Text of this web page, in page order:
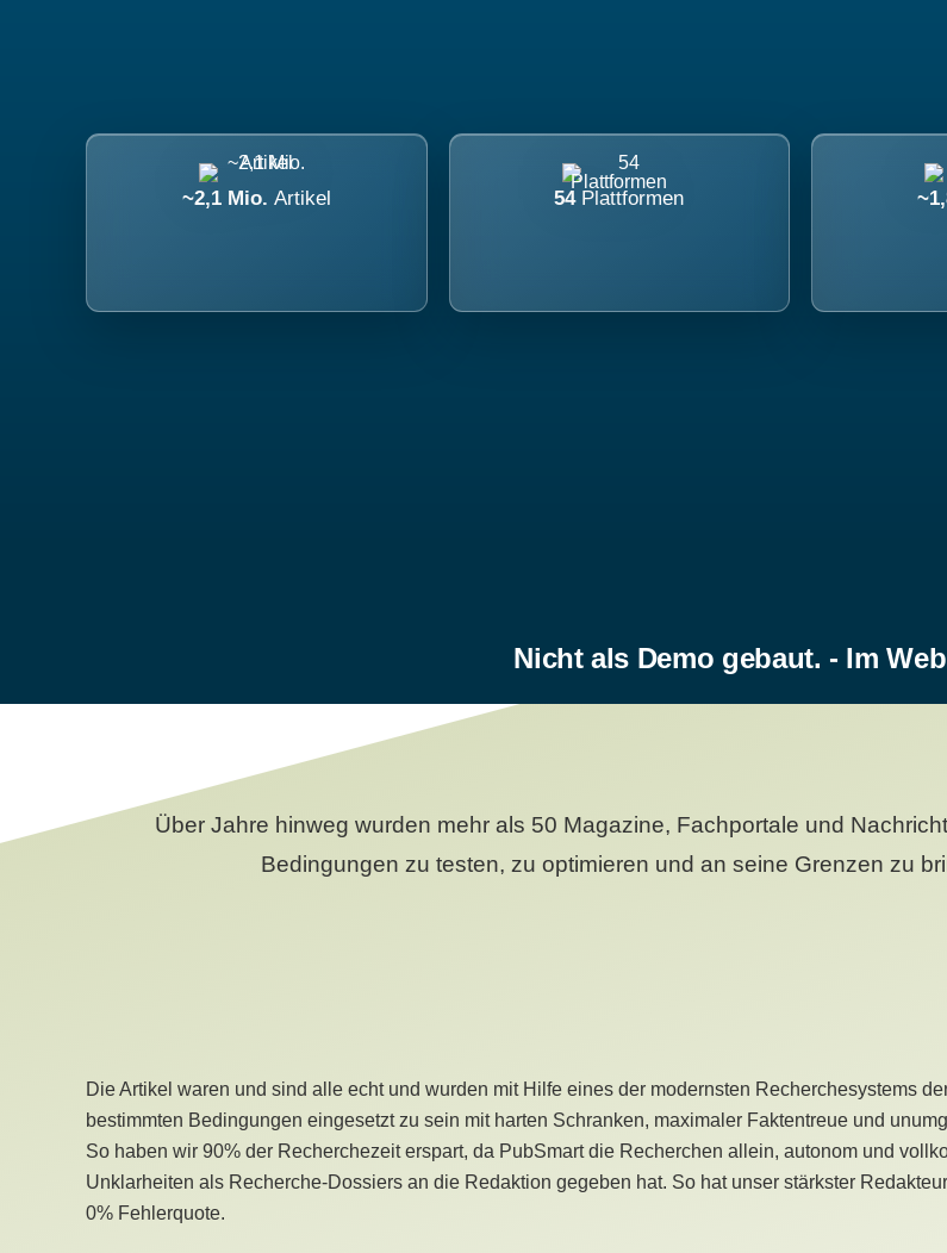
~2,1 Mio. Artikel 54 Plattformen
Nicht als Demo gebaut. - Im
Über Jahre hinweg wurden mehr als 50 Magazine, Fachportale und
Bedingungen zu testen, zu optimieren und an seine Grenzen zu
Die Artikel waren und sind alle echt und wurden mit Hilfe eines der modernsten Recherchesystems
bestimmten Bedingungen eingesetzt zu sein mit harten Schranken, maximaler Faktentreue und
So haben wir 90% der Recherchezeit erspart, da PubSmart die Recherchen allein, autonom und
Unklarheiten als Recherche-Dossiers an die Redaktion gegeben hat. So hat unser stärkster
0% Fehlerquote.